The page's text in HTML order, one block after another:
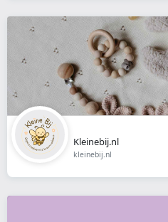
Kleinebij.nl
kleinebij.nl